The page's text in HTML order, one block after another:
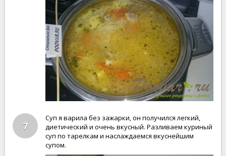
7
Суп я варила без зажарки, он получился легкий,
диетический и очень вкусный. Разливаем куриный
суп по тарелкам и наслаждаемся вкуснейшим
супом.